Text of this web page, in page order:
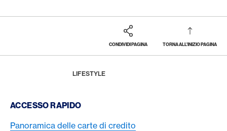
CONDIVIDI PAGINA TORNA ALL'INIZIO PAGINA
Footer
LIFESTYLE
Footer Navigation
ACCESSO RAPIDO
Panoramica delle carte di credito